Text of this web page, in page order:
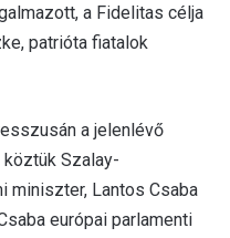
a Fidelitas célja
patrióta fiatalok
a jelenlévő
Szalay-
miniszter, Lantos Csaba
európai parlamenti